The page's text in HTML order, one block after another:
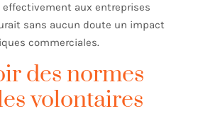
aux entreprises
sans aucun doute un impact
commerciales.
des normes
volontaires